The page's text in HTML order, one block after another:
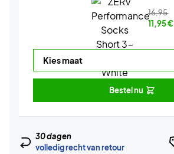
16,95
11,95€
Bestel nu
30 dagen
volledig recht van retour